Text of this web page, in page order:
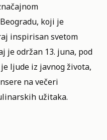
koji je
inspirisan svetom
je održan 13. juna, pod
ljude iz javnog života,
na večeri
užitaka.